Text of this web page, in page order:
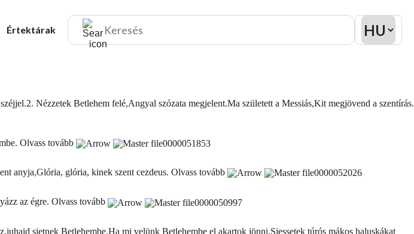
Értektárak
Nézzetek Betlehem felé,Angyal szózata megjelent.Ma született a Messiás,Kit megjövend a szentírás.
Olvass tovább
anyja,Glória, glória, kinek szent cezdeus. Olvass tovább
az égre. Olvass tovább
sietnek Betlehembe.Ha mi velünk Betlehembe el akartok jönni,Siessetek túrós mákos haluskákat